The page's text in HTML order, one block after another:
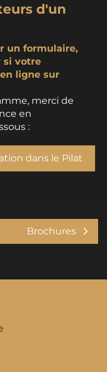
d'un
un formulaire,
si votre
ligne sur
merci de
en
:
dans le Pilat
Brochures